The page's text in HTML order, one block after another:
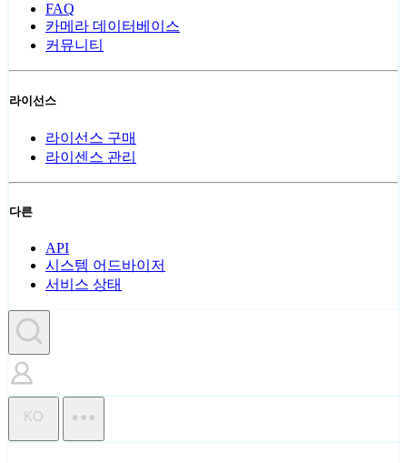
FAQ
카메라 데이터베이스
커뮤니티
라이선스
라이선스 구매
라이센스 관리
다른
API
시스템 어드바이저
서비스 상태
KO